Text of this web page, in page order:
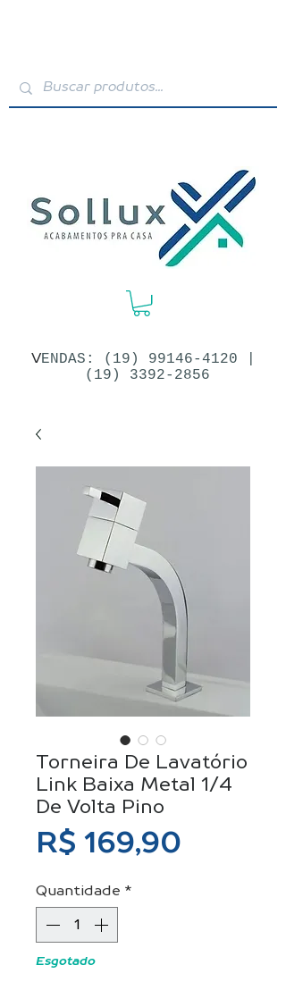
VENDAS: (19)​ 99146-4120
(19) 3392-2856
Torneira De Lavatório
Link Baixa Metal 1/4
De Volta Pino
R$ 169,90
Quantidade *
Esgotado